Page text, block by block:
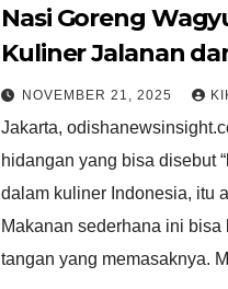
Nasi Goreng
Kuliner Jalanan
Kemewahan yang
Cita Rasa
NOVEMBER 21, 2025
Jakarta,
hidangan yang bisa disebut
dalam kuliner Indonesia, itu
Makanan sederhana ini bisa
tangan yang memasaknya.